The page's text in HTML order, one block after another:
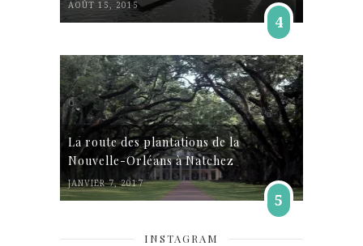
AOÛT 15, 2015
4
La route des plantations de la
Nouvelle-Orléans à Natchez
JANVIER 7, 2017
5
INSTAGRAM